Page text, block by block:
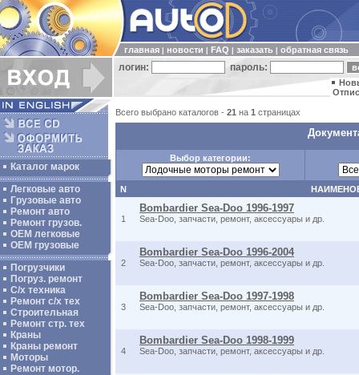
главная новости FAQ заказать обратная связь
логин: пароль:
Каталог марок
Легковые авто
Грузовые авто
Ремонт авто
Ремонт грузов.
ОЕМ легковые
OEM грузовые
Погрузчики
Погруз. ремонт
С/х техника
Ремонт с/х тех
Строительная
Ремонт стр. тех
Краны
Краны ремонт
Моторы
Ремонт мотор.
Всего выбрано каталогов - 21 на 1 страницах
Выбор категории:
N
1
Bombardier Sea-Doo 1996-1997
Sea-Doo, запчасти, ремонт, аксессуары и др.
2
Bombardier Sea-Doo 1996-2004
Sea-Doo, запчасти, ремонт, аксессуары и др.
3
Bombardier Sea-Doo 1997-1998
Sea-Doo, запчасти, ремонт, аксессуары и др.
4
Bombardier Sea-Doo 1998-1999
Sea-Doo, запчасти, ремонт, аксессуары и др.